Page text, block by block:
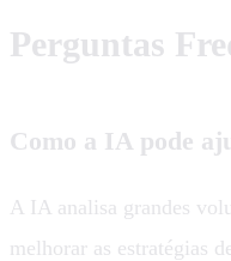
Perguntas
Como a IA pode
A IA analisa grandes
melhorar as estratégias